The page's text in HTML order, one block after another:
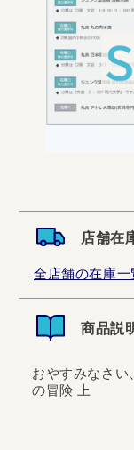
店舗在
全店舗の在庫一
商品説
おやすみなさ
の冒険 上